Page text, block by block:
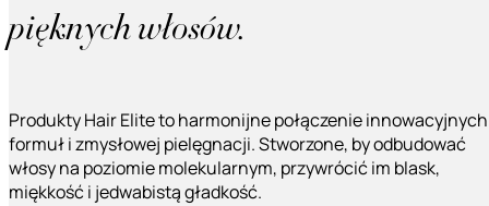
pięknych włosów.
Produkty Hair Elite to harmonijne połączenie innowacyjnych
formuł i zmysłowej pielęgnacji. Stworzone, by odbudować
włosy na poziomie molekularnym, przywrócić im blask,
miękkość i jedwabistą gładkość.